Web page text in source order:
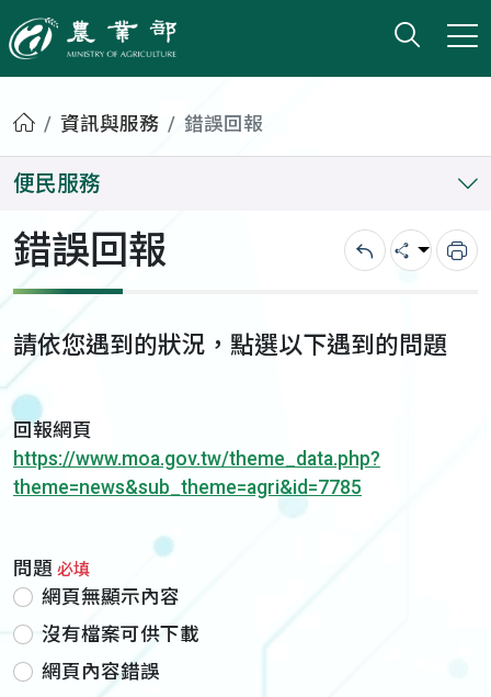
農業部
打開
小版
首頁資訊與服務 錯誤回報
便民服務
錯誤回報 回上一頁
分享 列
請依您遇到的狀況，點選以下遇到的問題
回報網頁
https://www.moa.gov.tw/theme_data.php?
theme=news&sub_theme=agri&id=7785
問題 必填
網頁無顯示內容
沒有檔案可供下載
網頁內容錯誤